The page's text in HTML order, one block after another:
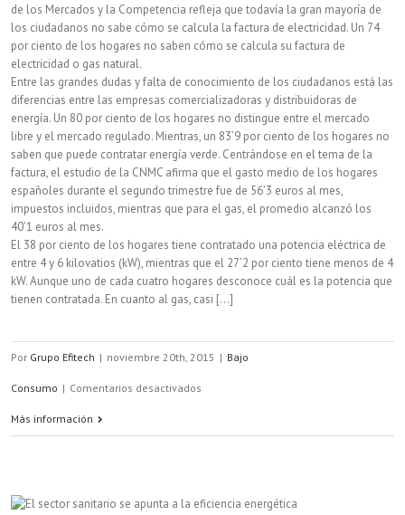
de los Mercados y la Competencia refleja que todavía la gran mayoría de
los ciudadanos no sabe cómo se calcula la factura de electricidad. Un 74
por ciento de los hogares no saben cómo se calcula su factura de
electricidad o gas natural.
Entre las grandes dudas y falta de conocimiento de los ciudadanos está las
diferencias entre las empresas comercializadoras y distribuidoras de
energía. Un 80 por ciento de los hogares no distingue entre el mercado
libre y el mercado regulado. Mientras, un 83’9 por ciento de los hogares no
saben que puede contratar energía verde. Centrándose en el tema de la
factura, el estudio de la CNMC afirma que el gasto medio de los hogares
españoles durante el segundo trimestre fue de 56’3 euros al mes,
impuestos incluidos, mientras que para el gas, el promedio alcanzó los
40’1 euros al mes.
El 38 por ciento de los hogares tiene contratado una potencia eléctrica de
entre 4 y 6 kilovatios (kW), mientras que el 27’2 por ciento tiene menos de 4
kW. Aunque uno de cada cuatro hogares desconoce cuál es la potencia que
tienen contratada. En cuanto al gas, casi [...]
Por Grupo Efitech | noviembre 20th, 2015 | Bajo
Consumo | Comentarios desactivados
saben
Más información